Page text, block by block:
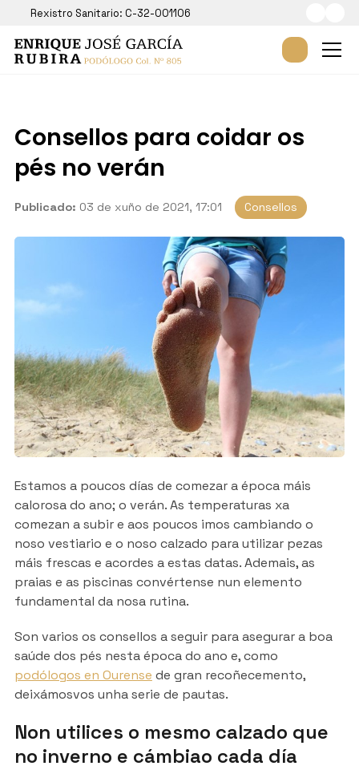
Rexistro Sanitario: C-32-001106
Consellos para coidar os
pés no verán
Publicado: 03 de xuño de 2021, 17:01 Consellos
Estamos a poucos días de comezar a época máis
calorosa do ano; o verán. As temperaturas xa
comezan a subir e aos poucos imos cambiando o
noso vestiario e o noso calzado para utilizar pezas
máis frescas e acordes a estas datas. Ademais, as
praias e as piscinas convértense nun elemento
fundamental da nosa rutina.
Son varios os consellos a seguir para asegurar a boa
saúde dos pés nesta época do ano e, como
podólogos en Ourense de gran recoñecemento,
deixámosvos unha serie de pautas.
Non utilices o mesmo calzado que
no inverno e cámbiao cada día